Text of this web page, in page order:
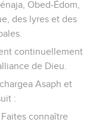
Obed-Édom,
des lyres et des
continuellement
de Dieu.
Asaph et
:
connaître